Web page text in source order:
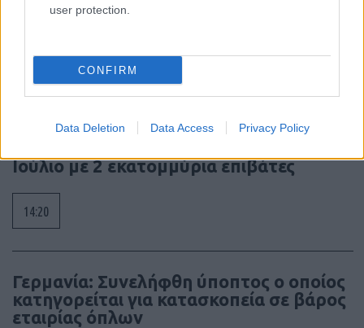
user protection.
CONFIRM
Data Deletion Data Access Privacy Policy
Στην Ουκρανία ο Βρετανός υπουργός
Ιούλιο με 2 εκατομμύρια επιβάτες
14:20
Γερμανία: Συνελήφθη ύποπτος ο οποίος
κατηγορείται για κατασκοπεία σε βάρος
εταιρίας όπλων